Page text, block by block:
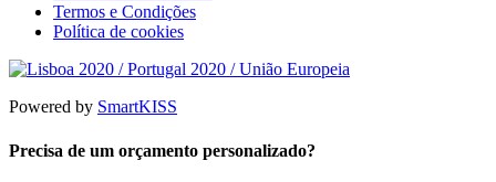
Termos e Condições
Política de cookies
Powered by SmartKISS
Precisa de um orçamento personalizado?